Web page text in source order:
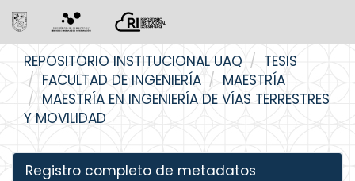
navigation
REPOSITORIO INSTITUCIONAL UAQ
TESIS
FACULTAD DE INGENIERÍA
MAESTRÍA
MAESTRÍA EN INGENIERÍA DE VÍAS TERRESTRES
Y MOVILIDAD
Registro completo de metadatos